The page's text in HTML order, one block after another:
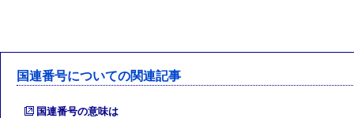
国連番号についての関連記事
国連番号の意味は